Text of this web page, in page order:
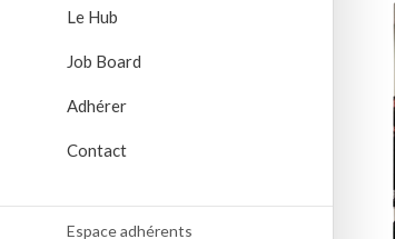
Le Hub
Job Board
Adhérer
Contact
Espace adhérents